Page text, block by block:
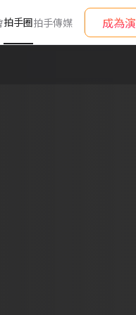
拍手圈拍手傳媒 成為